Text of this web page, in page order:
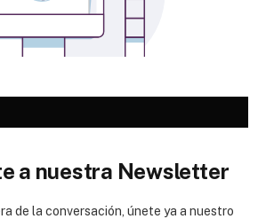
a nuestra Newsletter
de la conversación, únete ya a nuestro